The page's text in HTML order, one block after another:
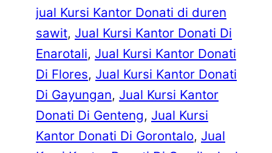
jual Kursi Kantor Donati di duren
sawit, Jual Kursi Kantor Donati Di
Enarotali, Jual Kursi Kantor Donati
Di Flores, Jual Kursi Kantor Donati
Di Gayungan, Jual Kursi Kantor
Donati Di Genteng, Jual Kursi
Kantor Donati Di Gorontalo, Jual